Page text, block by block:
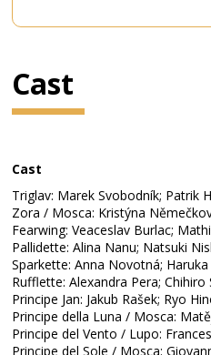
Cast
Cast
Triglav: Marek Svobodník; Patrik
Zora / Mosca: Kristýna
Fearwing: Veaceslav Burlac;
Pallidette: Alina Nanu; Natsuki
Sparkette: Anna Novotná; Haruka
Rufflette: Alexandra Pera; Chihiro
Principe Jan: Jakub Rašek; Ryo
Principe della Luna / Mosca:
Principe del Vento / Lupo:
Principe del Sole / Mosca: